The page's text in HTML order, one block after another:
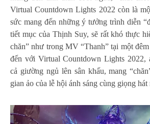
Virtual Countdown Lights 2022 còn là
sức mang đến những ý tưởng trình diễn
tiết mục của Thịnh Suy, sẽ rất khó thực
chăn” như trong MV “Thanh” tại một
đến với Virtual Countdown Lights 2022,
cả giường ngủ lên sân khấu, mang
gian ảo của lễ hội ánh sáng cùng giọng